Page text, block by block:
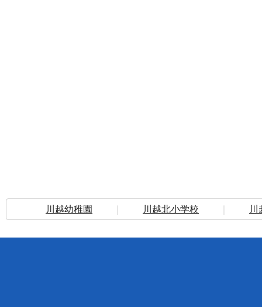
川越幼稚園 川越北小学校 川